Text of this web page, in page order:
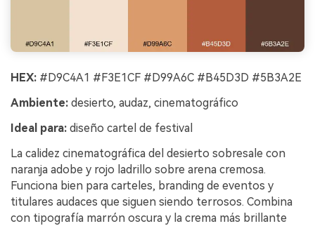
HEX: #D9C4A1 #F3E1CF #D99A6C #B45D3D #5B3A2E
Ambiente: desierto, audaz, cinematográfico
Ideal para: diseño cartel de festival
La calidez cinematográfica del desierto sobresale con
naranja adobe y rojo ladrillo sobre arena cremosa.
Funciona bien para carteles, branding de eventos y
titulares audaces que siguen siendo terrosos. Combina
con tipografía marrón oscura y la crema más brillante